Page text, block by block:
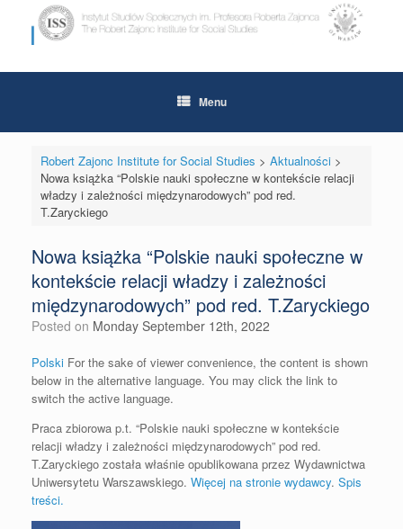
content
Menu
Robert Zajonc Institute for Social Studies > Aktualności>
Nowa książka “Polskie nauki społeczne w kontekście relacji
władzy i zależności międzynarodowych” pod red.
T.Zaryckiego
Nowa książka “Polskie nauki społeczne w
kontekście relacji władzy i zależności
międzynarodowych” pod red. T.Zaryckiego
Posted on Monday September 12th, 2022
Polski For the sake of viewer convenience, the content is shown
below in the alternative language. You may click the link to
switch the active language.
Praca zbiorowa p.t. “Polskie nauki społeczne w kontekście
relacji władzy i zależności międzynarodowych” pod red.
T.Zaryckiego została właśnie opublikowana przez Wydawnictwa
Uniwersytetu Warszawskiego. Więcej na stronie wydawcy. Spis
treści.